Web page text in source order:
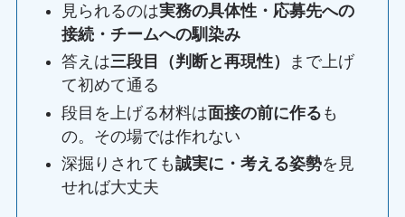
見られるのは実務の具体性・応募先への
接続・チームへの馴染み
答えは三段目（判断と再現性）
まで上げ
て初めて通る
段目を上げる材料は面接の前に作る も
の。その場では作れない
深掘りされても誠実に・考える姿勢を見
せれば大丈夫